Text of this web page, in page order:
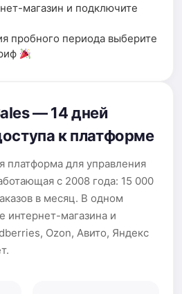
магазин и подключите
пробного периода выберите
— 14 дней
к платформе
платформа для управления
с 2008 года: 15 000
в месяц. В одном
интернет-магазина и
Ozon, Авито, Яндекс